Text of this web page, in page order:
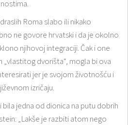
Roma slabo ili nikako
ne govore hrvatski i da je okolno
njihovoj integraciji. Čak i one
„vlastitog dvorišta“, mogla bi ova
jer je svojom životnošću i
izričaju.
bila jedna od dionica na putu dobrih
„Lakše je razbiti atom nego